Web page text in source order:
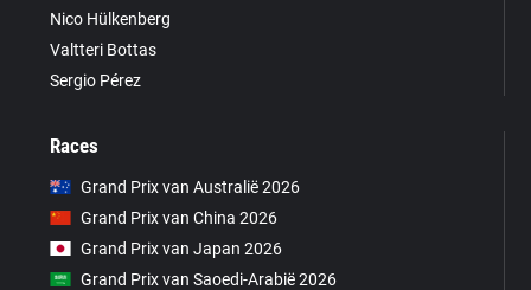
Nico Hülkenberg
Valtteri Bottas
Sergio Pérez
Races
Grand Prix van Australië 2026
Grand Prix van China 2026
Grand Prix van Japan 2026
Grand Prix van Saoedi-Arabië 2026